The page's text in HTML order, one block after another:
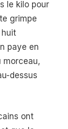
le kilo pour
grimpe
huit
paye en
morceau,
dessus
ont